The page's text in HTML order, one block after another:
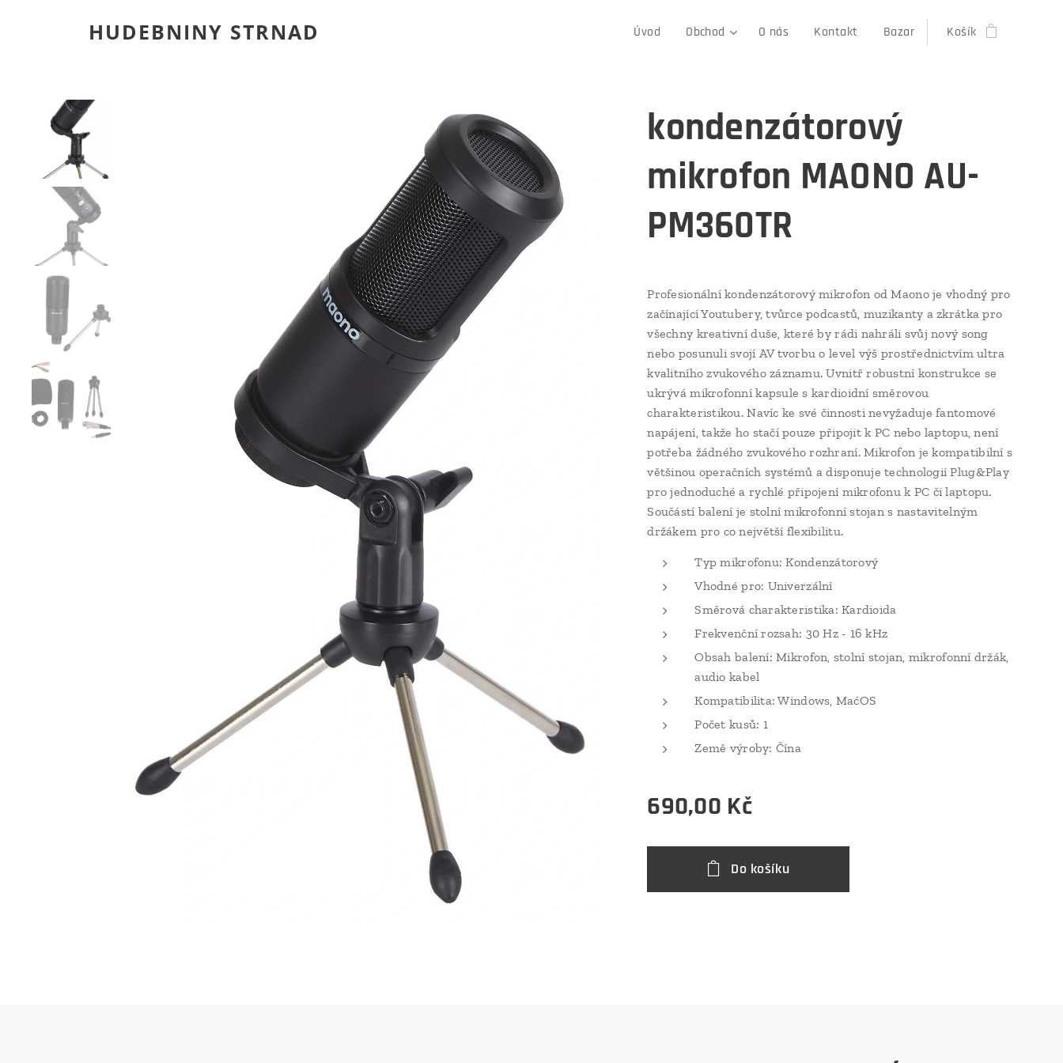
HUDEBNINY STRNAD Úvod Obchod O nás Kontakt Bazar Košík
kondenzátorový
mikrofon MAONO AU-
PM360TR
Profesionální kondenzátorový mikrofon od Maono je vhodný pro
začínající Youtubery, tvůrce podcastů, muzikanty a zkrátka pro
všechny kreativní duše, které by rádi nahráli svůj nový song
nebo posunuli svojí AV tvorbu o level výš prostřednictvím ultra
kvalitního zvukového záznamu. Uvnitř robustní konstrukce se
ukrývá mikrofonní kapsule s kardioidní směrovou
charakteristikou. Navíc ke své činnosti nevyžaduje fantomové
napájení, takže ho stačí pouze připojit k PC nebo laptopu, není
potřeba žádného zvukového rozhraní. Mikrofon je kompatibilní s
většinou operačních systémů a disponuje technologií Plug&Play
pro jednoduché a rychlé připojení mikrofonu k PC či laptopu.
Součástí balení je stolní mikrofonní stojan s nastavitelným
držákem pro co největší flexibilitu.
Typ mikrofonu: Kondenzátorový
Vhodné pro: Univerzální
Směrová charakteristika: Kardioida
Frekvenční rozsah: 30 Hz - 16 kHz
Obsah balení: Mikrofon, stolní stojan, mikrofonní držák,
audio kabel
Kompatibilita: Windows, MaćOS
Počet kusů: 1
Země výroby: Čína
690,00 Kč
Do košíku